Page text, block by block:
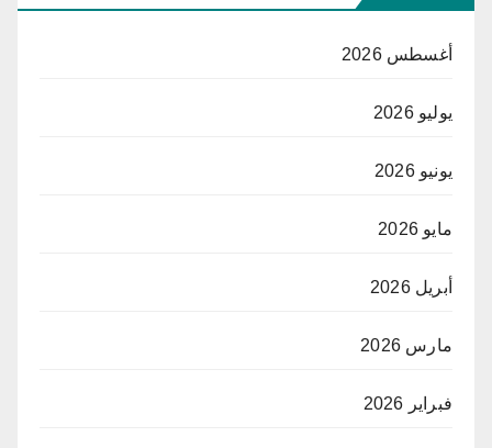
أغسطس 2026
يوليو 2026
يونيو 2026
مايو 2026
أبريل 2026
مارس 2026
فبراير 2026